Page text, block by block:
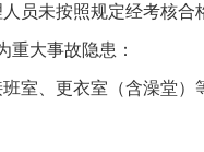
员未按照规定经考核合
重大事故隐患：
室、更衣室（含澡堂